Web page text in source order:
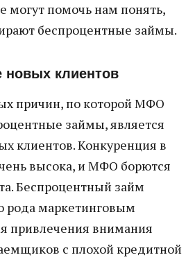
могут помочь нам понять,
беспроцентные займы.
новых клиентов
причин, по которой МФО
займы, является
клиентов. Конкуренция в
высока, и МФО борются
Беспроцентный займ
рода маркетинговым
привлечения внимания
с плохой кредитной